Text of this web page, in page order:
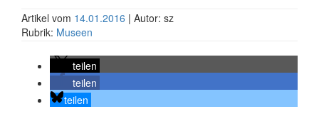
Artikel vom 14.01.2016 | Autor: sz
Rubrik: Museen
teilen
teilen
teilen